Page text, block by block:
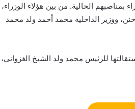
احتفظ بعض الوزراء بمناصبهم الحالية. من بين هؤلاء الوزراء،
ووزير الداخلية محمد أحمد ولد محمد
للرئيس محمد ولد الشيخ الغزواني،